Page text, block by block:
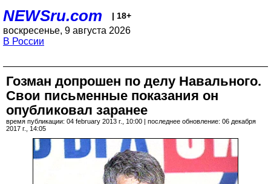
NEWSru.com | 18+
воскресенье, 9 августа 2026
В России
Гозман допрошен по делу Навального.
Свои письменные показания он
опубликовал заранее
время публикации: 04 february 2013 г., 10:00 | последнее обновление: 06 декабря
2017 г., 14:05